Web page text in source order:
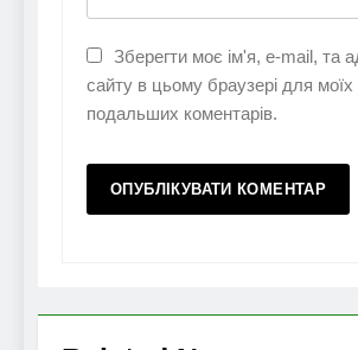
Зберегти моє ім'я, e-mail, та
сайту в цьому браузері для моїх
подальших коментарів.